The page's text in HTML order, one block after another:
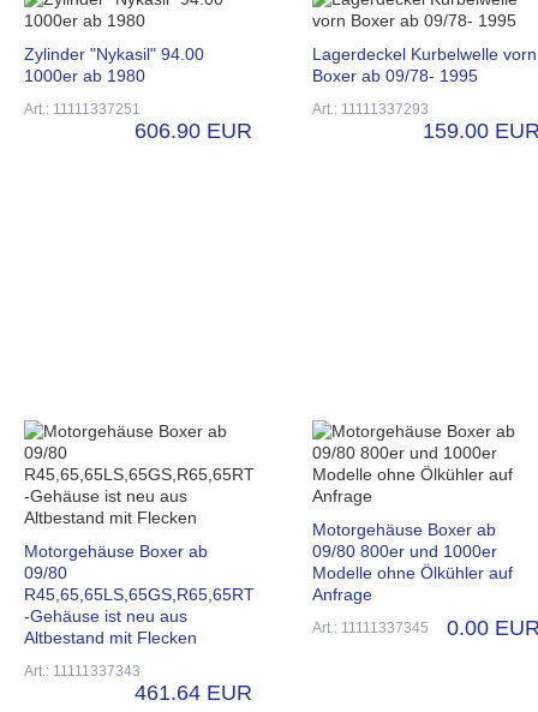
Zylinder "Nykasil" 94.00
1000er ab 1980
Art.: 11111337251
606.90 EUR
Lagerdeckel Kurbelwelle vorn
Boxer ab 09/78- 1995
Art.: 11111337293
159.00
Motorgehäuse Boxer ab
09/80
R45,65,65LS,65GS,R65,65RT
-Gehäuse ist neu aus
Altbestand mit Flecken
Art.: 11111337343
461.64 EUR
Motorgehäuse Boxer ab
09/80 800er und 1000er
Modelle ohne Ölkühler auf
Anfrage
Art.: 11111337345 0.00